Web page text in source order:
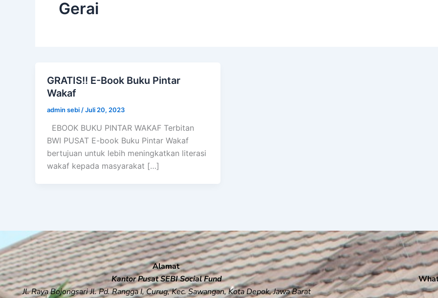
Gerai
GRATIS!! E-Book Buku Pintar
Wakaf
admin sebi /Juli 20, 2023
EBOOK BUKU PINTAR WAKAF Terbitan
BWI PUSAT E-book Buku Pintar Wakaf
bertujuan untuk lebih meningkatkan literasi
wakaf kepada masyarakat […]
Alamat
Kantor Pusat SEBI Social Fund
Jl. Raya Bojongsari Jl. Pd. Rangga I, Curug, Kec. Sawangan, Kota Depok, Jawa Barat